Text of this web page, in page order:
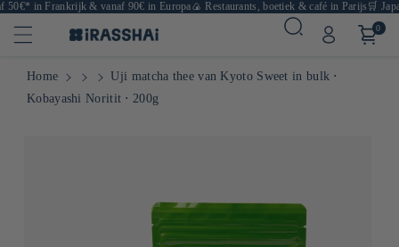
in Frankrijk & vanaf 90€ in Europa🍙 Restaurants, boetiek & café in Parijs🛒
0
Home
Uji matcha thee van Kyoto Sweet in bulk ⋅
Kobayashi Noritit ⋅ 200g